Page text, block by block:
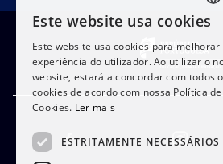
Este website usa cookies
Este website usa cookies para melhorar
experiência do utilizador. Ao utilizar o
website, estará a concordar com todos
cookies de acordo com nossa Política de
Cookies. Ler mais
ESTRITAMENTE NECESSÁRIOS